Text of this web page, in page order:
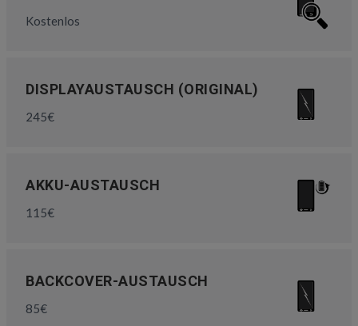
Kostenlos
DISPLAYAUSTAUSCH (ORIGINAL)
245€
AKKU-AUSTAUSCH
115€
BACKCOVER-AUSTAUSCH
85€